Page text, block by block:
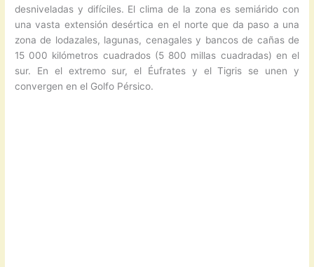
desniveladas y difíciles. El clima de la zona es semiárido con
una vasta extensión desértica en el norte que da paso a una
zona de lodazales, lagunas, cenagales y bancos de cañas de
15 000 kilómetros cuadrados (5 800 millas cuadradas) en el
sur. En el extremo sur, el Éufrates y el Tigris se unen y
convergen en el Golfo Pérsico.